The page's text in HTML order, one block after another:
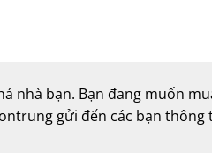
nhà bạn. Bạn đang muốn
gửi đến các bạn